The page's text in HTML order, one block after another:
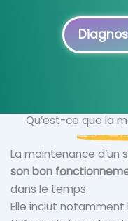
Qu’est-ce que la
La maintenance
son bon
dans le temps.
Elle inclut notamment